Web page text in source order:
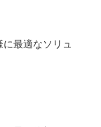
最適なソリュ